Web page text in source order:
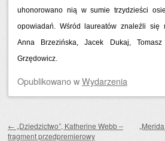
uhonorowano nią w sumie trzydzieści
opowiadań. Wśród laureatów znaleźli się
Anna Brzezińska, Jacek Dukaj, Tomasz
Grzędowicz.
OpublikowanowWydarzenia
← „Dziedzictwo”, Katherine Webb –
fragment przedpremierowy